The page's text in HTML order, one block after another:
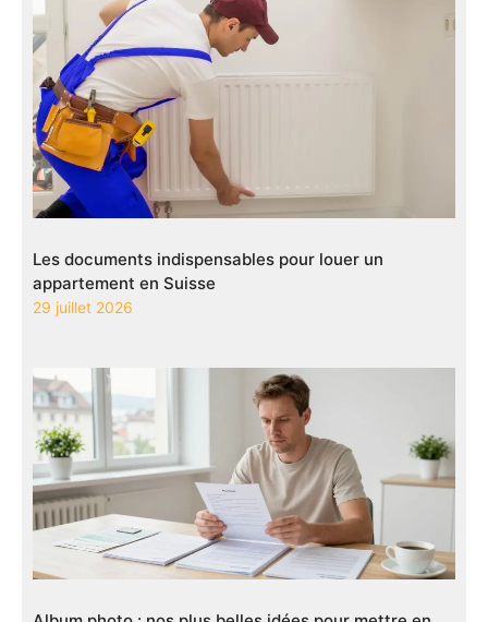
Les documents indispensables pour louer un
appartement en Suisse
29 juillet 2026